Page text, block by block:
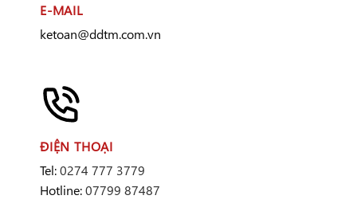
E-MAIL
ketoan@ddtm.com.vn
ĐIỆN THOẠI
Tel:0274 777 3779
Hotline:07799 87487